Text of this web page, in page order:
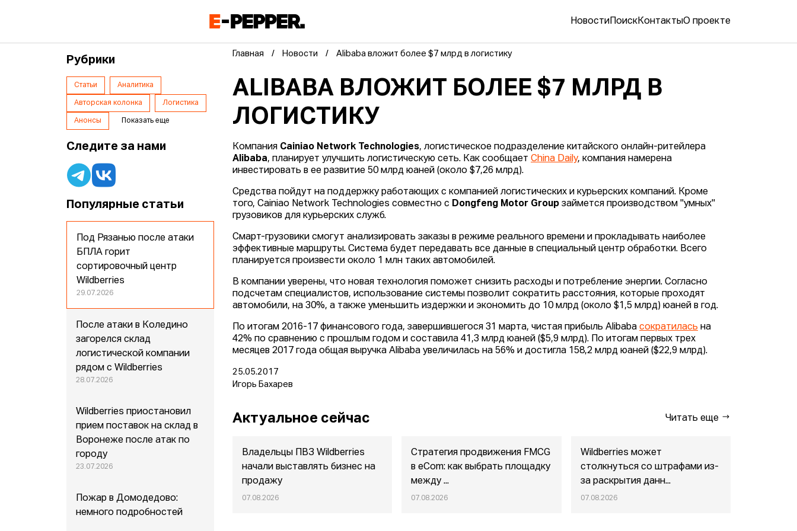
Новости ПоискКонтактыО проекте
Главная Новости Alibaba вложит более $7 млрд в логистику
ALIBABA ВЛОЖИТ БОЛЕЕ $7 МЛРД В
ЛОГИСТИКУ
Компания Cainiao Network Technologies, логистическое подразделение китайского онлайн-ритейлера
Alibaba, планирует улучшить логистическую сеть. Как сообщаетChina Daily, компания намерена
инвестировать в ее развитие 50 млрд юаней (около $7,26 млрд).
Средства пойдут на поддержку работающих с компанией логистических и курьерских компаний. Кроме
того, Cainiao Network Technologies совместно с Dongfeng Motor Group займется производством "умных"
грузовиков для курьерских служб.
Смарт-грузовики смогут анализировать заказы в режиме реального времени и прокладывать наиболее
эффективные маршруты. Система будет передавать все данные в специальный центр обработки. Всего
планируется произвести около 1 млн таких автомобилей.
В компании уверены, что новая технология поможет снизить расходы и потребление энергии. Согласно
подсчетам специалистов, использование системы позволит сократить расстояния, которые проходят
автомобили, на 30%, а также уменьшить издержки и экономить до 10 млрд (около $1,5 млрд) юаней в год.
По итогам 2016-17 финансового года, завершившегося 31 марта, чистая прибыль Alibabaсократилась на
42% по сравнению с прошлым годом и составила 41,3 млрд юаней ($5,9 млрд). По итогам первых трех
месяцев 2017 года общая выручка Alibaba увеличилась на 56% и достигла 158,2 млрд юаней ($22,9 млрд).
25.05.2017
Игорь Бахарев
Актуальное сейчас Читать еще
Владельцы ПВЗ Wildberries
начали выставлять бизнес на
продажу
07.08.2026
Стратегия продвижения FMCG
в eСom: как выбрать площадку
между ...
07.08.2026
Wildberries может
столкнуться со штрафами из-
за раскрытия данн...
07.08.2026
Рубрики
Статьи Аналитика
Авторская колонка Логистика
Анонсы Показать еще
Следите за нами
Популярные статьи
Под Рязанью после атаки
БПЛА горит
сортировочный центр
Wildberries
29.07.2026
После атаки в Коледино
загорелся склад
логистической компании
рядом с Wildberries
28.07.2026
Wildberries приостановил
прием поставок на склад в
Воронеже после атак по
городу
23.07.2026
Пожар в Домодедово:
немного подробностей